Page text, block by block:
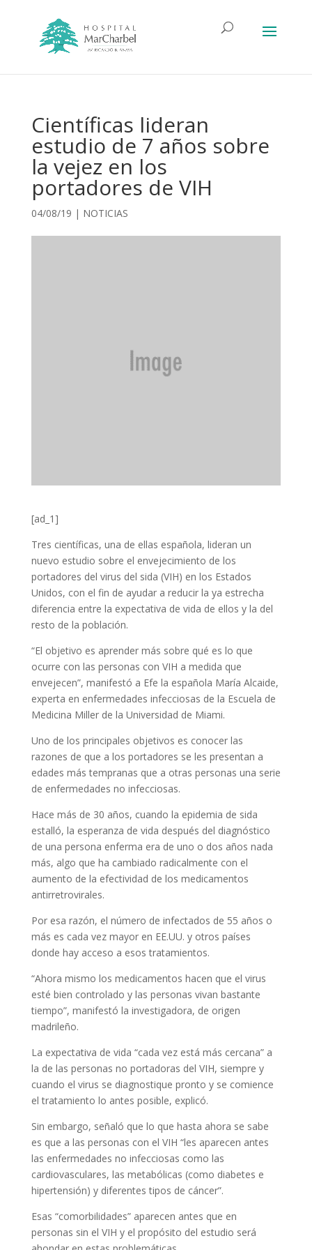
Científicas lideran
estudio de 7 años sobre
la vejez en los
portadores de VIH
04/08/19 | NOTICIAS
[ad_1]
Tres científicas, una de ellas española, lideran un
nuevo estudio sobre el envejecimiento de los
portadores del virus del sida (VIH) en los Estados
Unidos, con el fin de ayudar a reducir la ya estrecha
diferencia entre la expectativa de vida de ellos y la del
resto de la población.
“El objetivo es aprender más sobre qué es lo que
ocurre con las personas con VIH a medida que
envejecen”, manifestó a Efe la española María Alcaide,
experta en enfermedades infecciosas de la Escuela de
Medicina Miller de la Universidad de Miami.
Uno de los principales objetivos es conocer las
razones de que a los portadores se les presentan a
edades más tempranas que a otras personas una serie
de enfermedades no infecciosas.
Hace más de 30 años, cuando la epidemia de sida
estalló, la esperanza de vida después del diagnóstico
de una persona enferma era de uno o dos años nada
más, algo que ha cambiado radicalmente con el
aumento de la efectividad de los medicamentos
antirretrovirales.
Por esa razón, el número de infectados de 55 años o
más es cada vez mayor en EE.UU. y otros países
donde hay acceso a esos tratamientos.
“Ahora mismo los medicamentos hacen que el virus
esté bien controlado y las personas vivan bastante
tiempo”, manifestó la investigadora, de origen
madrileño.
La expectativa de vida “cada vez está más cercana” a
la de las personas no portadoras del VIH, siempre y
cuando el virus se diagnostique pronto y se comience
el tratamiento lo antes posible, explicó.
Sin embargo, señaló que lo que hasta ahora se sabe
es que a las personas con el VIH “les aparecen antes
las enfermedades no infecciosas como las
cardiovasculares, las metabólicas (como diabetes e
hipertensión) y diferentes tipos de cáncer”.
Esas “comorbilidades” aparecen antes que en
personas sin el VIH y el propósito del estudio será